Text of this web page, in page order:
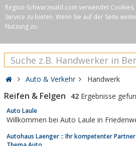
Region-Schwarzwald.com verwendet
Service zu bieten. Wenn Sie auf der Seite
Nutzung zu.
Auto & Verkehr Handwerk
Reifen & Felgen 42 Ergebnisse
Auto Laule
Willkommen bei Auto Laule in
Autohaus Laenger :: Ihr kompetenter